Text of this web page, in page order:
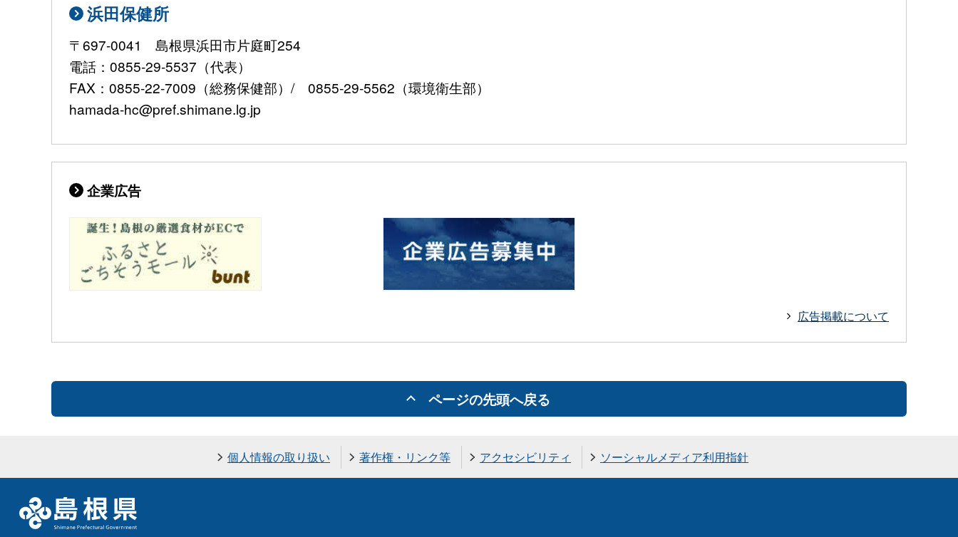
浜田保健所
〒697-0041 島根県浜田市片庭町254
電話：0855-29-5537（代表）
FAX：0855-22-7009（総務保健部）/ 0855-29-5562（環境衛生部）
hamada-hc@pref.shimane.lg.jp
企業広告
広告掲載について
ページの先頭へ戻る
個人情報の取り扱い 著作権・リンク等 アクセシビリティ ソーシャルメディア利用指針